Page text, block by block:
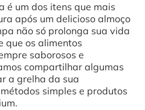
é um dos itens que mais
após um delicioso almoço
não só prolonga sua vida
que os alimentos
saborosos e
compartilhar algumas
a grelha da sua
simples e produtos